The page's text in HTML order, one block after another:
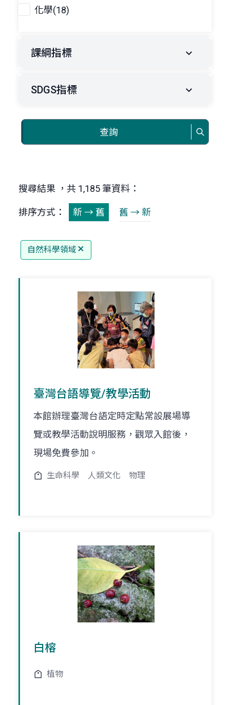
化學(18)
課綱指標
SDGS指標
查詢
搜尋結果 ，共 1,185 筆資料：
排序方式： 新 → 舊 舊 → 新
自然科學領域
臺灣台語導覽/教學活動
本館辦理臺灣台語定時定點常設展場導
覽或教學活動說明服務，觀眾入館後，
現場免費參加。
生命科學 人類文化 物理
白榕
植物